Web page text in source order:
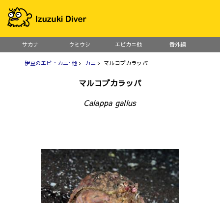
サカナ ウミウシ エビカニ他 番外編
伊豆のエビ・カニ･他> カニ > マルコブカラッパ
マルコブカラッパ
Calappa gallus